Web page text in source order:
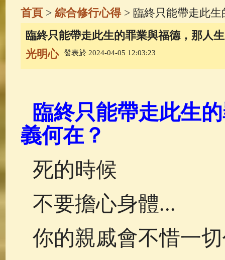
一切如來心秘密全身舍利寶篋印
生活禪(70) 釋迦牟尼佛傳
佛典故事(37) 佛說療痔(腫瘤)
首頁> 綜合修行心得> 臨終只能帶走此生
臨終只能帶走此生的罪業與福德，那人
光明心
發表於 2024-04-05 12:03:23
臨終只能帶走此生
義何在？
死的時候
不要擔心身體...
你的親戚會不惜一